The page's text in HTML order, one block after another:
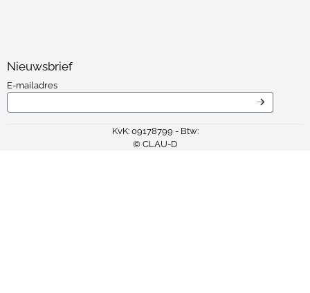
Nieuwsbrief
E-mailadresVul je e-mailadres in voor de nieuwsbrief
KvK: 09178799 - Btw:
© CLAU-D